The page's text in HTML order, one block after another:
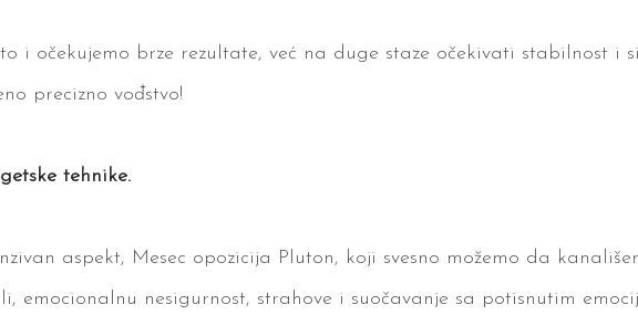
i očekujemo brze rezultate, već na duge staze očekivati stabilnost i
precizno vođstvo!
tehnike.
aspekt, Mesec opozicija Pluton, koji svesno možemo da
emocionalnu nesigurnost, strahove i suočavanje sa potisnutim